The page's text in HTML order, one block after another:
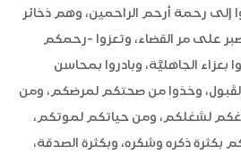
إلى رحمة أرحم الراحمين، وهم ذخائر
على مر القضاء، وتعزوا -رحمكم
بعزاء الجاهليَّة، وبادروا بمحاسن
وخذوا من صحتكم لمرضكم، ومن
لشغلكم، ومن حياتكم لموتكم،
بكثرة ذكره وشكره، وبكثرة الصدقة،